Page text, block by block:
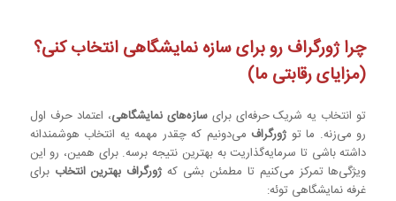
چرا ژورگراف رو برای سازه‌ نمایشگاهی انتخاب کنی؟
(مزایای رقابتی ما)
تو انتخاب یه شریک حرفه‌ای برایسازه‌های نمایشگاهی، اعتماد حرف اول
رو می‌زنه. ما تو ژورگراف می‌دونیم که چقدر مهمه یه انتخاب هوشمندانه
داشته باشی تا سرمایه‌گذاریت به بهترین نتیجه برسه. برای همین، رو این
ویژگی‌ها تمرکز می‌کنیم تا مطمئن بشی که ژورگراف بهترین انتخاب برای
غرفه نمایشگاهی توئه: